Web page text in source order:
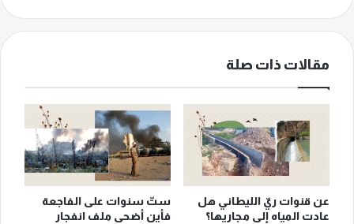
مقالات ذات صلة
عن قنوات ريّ الليطاني هل
عادت المياه إلى مجاريها؟
ستّ سنوات على الفاجعة
فأين أضحى ملف انفجار